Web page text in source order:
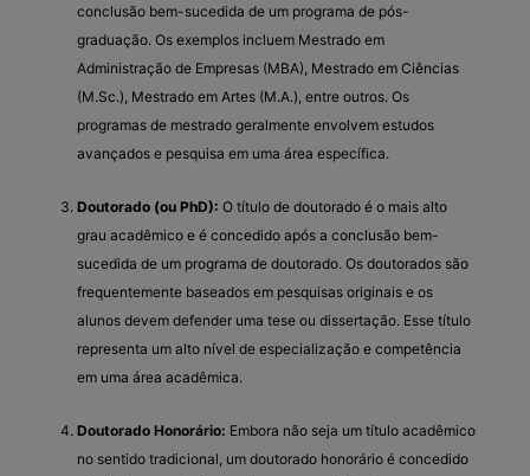
conclusão bem-sucedida de um programa de pós-
graduação. Os exemplos incluem Mestrado em
Administração de Empresas (MBA), Mestrado em Ciências
(M.Sc.), Mestrado em Artes (M.A.), entre outros. Os
programas de mestrado geralmente envolvem estudos
avançados e pesquisa em uma área específica.
Doutorado (ou PhD): O título de doutorado é o mais alto
grau acadêmico e é concedido após a conclusão bem-
sucedida de um programa de doutorado. Os doutorados são
frequentemente baseados em pesquisas originais e os
alunos devem defender uma tese ou dissertação. Esse título
representa um alto nível de especialização e competência
em uma área acadêmica.
Doutorado Honorário: Embora não seja um título acadêmico
no sentido tradicional, um doutorado honorário é concedido